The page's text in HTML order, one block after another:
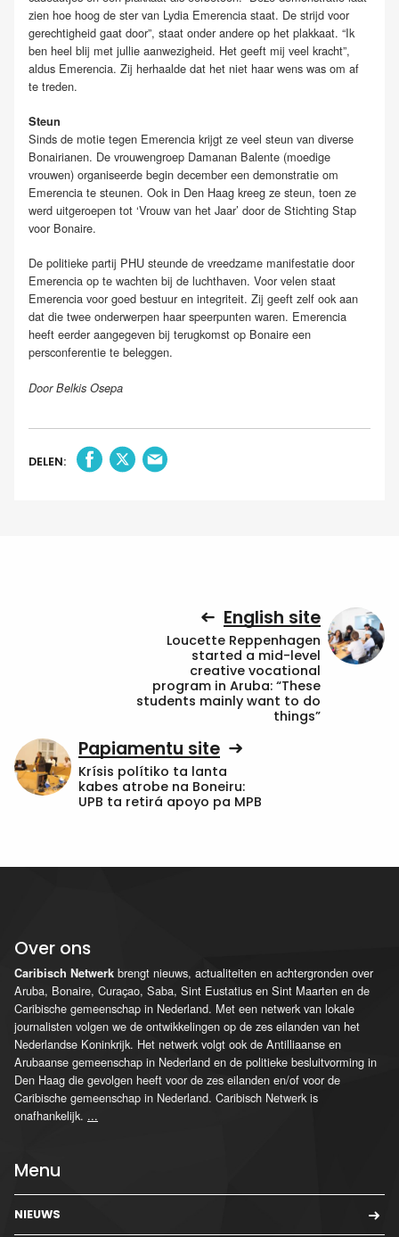
zien hoe hoog de ster van Lydia Emerencia staat. De strijd voor
gerechtigheid gaat door”, staat onder andere op het plakkaat. “Ik
ben heel blij met jullie aanwezigheid. Het geeft mij veel kracht”,
aldus Emerencia. Zij herhaalde dat het niet haar wens was om af
te treden.
Steun
Sinds de motie tegen Emerencia krijgt ze veel steun van diverse
Bonairianen. De vrouwengroep Damanan Balente (moedige
vrouwen) organiseerde begin december een demonstratie om
Emerencia te steunen. Ook in Den Haag kreeg ze steun, toen ze
werd uitgeroepen tot ‘Vrouw van het Jaar’ door de Stichting Stap
voor Bonaire.
De politieke partij PHU steunde de vreedzame manifestatie door
Emerencia op te wachten bij de luchthaven. Voor velen staat
Emerencia voor goed bestuur en integriteit. Zij geeft zelf ook aan
dat die twee onderwerpen haar speerpunten waren. Emerencia
heeft eerder aangegeven bij terugkomst op Bonaire een
persconferentie te beleggen.
Door Belkis Osepa
DELEN:
English site
Loucette Reppenhagen
started a mid-level
creative vocational
program in Aruba: “These
students mainly want to do
things”
Papiamentu site
Krísis polítiko ta lanta
kabes atrobe na Boneiru:
UPB ta retirá apoyo pa MPB
Over ons
Caribisch Netwerk brengt nieuws, actualiteiten en achtergronden over
Aruba, Bonaire, Curaçao, Saba, Sint Eustatius en Sint Maarten en de
Caribische gemeenschap in Nederland. Met een netwerk van lokale
journalisten volgen we de ontwikkelingen op de zes eilanden van het
Nederlandse Koninkrijk. Het netwerk volgt ook de Antilliaanse en
Arubaanse gemeenschap in Nederland en de politieke besluitvorming in
Den Haag die gevolgen heeft voor de zes eilanden en/of voor de
Caribische gemeenschap in Nederland. Caribisch Netwerk is
onafhankelijk. ...
Menu
NIEUWS